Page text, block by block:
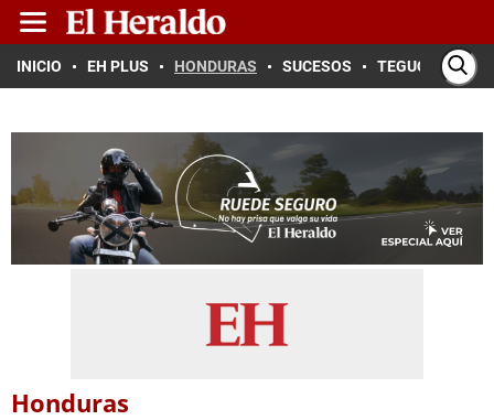
INICIO EH PLUS HONDURAS SUCESOS TEGUCIGALPA
Honduras